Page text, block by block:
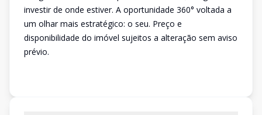
investir de onde estiver. A oportunidade 360° voltada a
um olhar mais estratégico: o seu. Preço e
disponibilidade do imóvel sujeitos a alteração sem aviso
prévio.